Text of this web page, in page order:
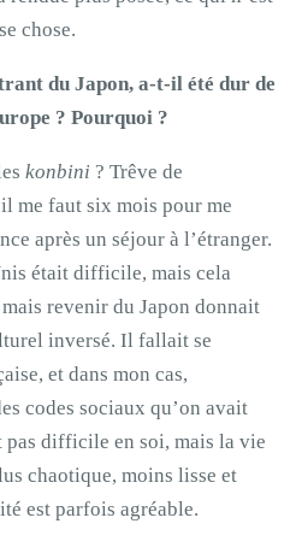
chose.
du Japon, a-t-il été dur de
? Pourquoi ?
konbini ? Trêve de
me faut six mois pour me
après un séjour à l’étranger.
était difficile, mais cela
revenir du Japon donnait
inversé. Il fallait se
et dans mon cas,
codes sociaux qu’on avait
pas difficile en soi, mais la vie
chaotique, moins lisse et
est parfois agréable.